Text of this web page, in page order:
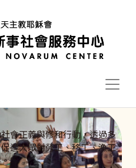
會正義與修和行動，透過多
進大眾對勞工、移工、漁工